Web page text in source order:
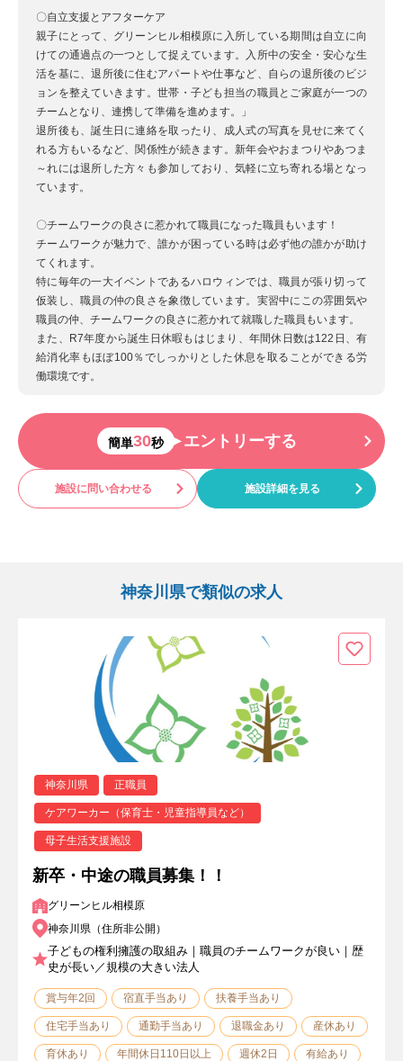
〇自立支援とアフターケア
親子にとって、グリーンヒル相模原に入所している期間は自立に向
けての通過点の一つとして捉えています。入所中の安全・安心な生
活を基に、退所後に住むアパートや仕事など、自らの退所後のビジ
ョンを整えていきます。世帯・子ども担当の職員とご家庭が一つの
チームとなり、連携して準備を進めます。」
退所後も、誕生日に連絡を取ったり、成人式の写真を見せに来てく
れる方もいるなど、関係性が続きます。新年会やおまつりやあつま
～れには退所した方々も参加しており、気軽に立ち寄れる場となっ
ています。
〇チームワークの良さに惹かれて職員になった職員もいます！
チームワークが魅力で、誰かが困っている時は必ず他の誰かが助け
てくれます。
特に毎年の一大イベントであるハロウィンでは、職員が張り切って
仮装し、職員の仲の良さを象徴しています。実習中にこの雰囲気や
職員の仲、チームワークの良さに惹かれて就職した職員もいます。
また、R7年度から誕生日休暇もはじまり、年間休日数は122日、有
給消化率もほぼ100％でしっかりとした休息を取ることができる労
働環境です。
簡単30秒 エントリーする
施設に問い合わせる 施設詳細を見る
神奈川県で類似の求人
神奈川県 正職員
ケアワーカー（保育士・児童指導員など）
母子生活支援施設
新卒・中途の職員募集！！
グリーンヒル相模原
神奈川県（住所非公開）
子どもの権利擁護の取組み｜職員のチームワークが良い｜歴
史が長い／規模の大きい法人
賞与年2回 宿直手当あり 扶養手当あり
住宅手当あり 通勤手当あり 退職金あり 産休あり
育休あり 年間休日110日以上 週休2日 有給あり